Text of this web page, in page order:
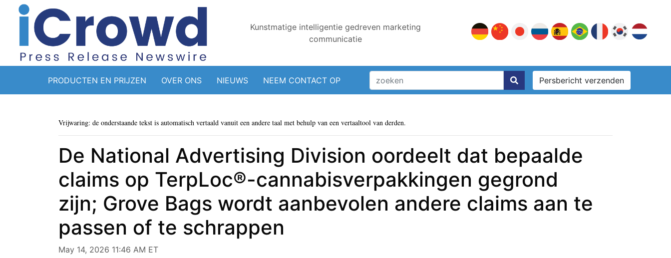
Kunstmatige intelligentie gedreven marketing
communicatie
PRODUCTEN EN PRIJZEN OVER ONS NIEUWS NEEM CONTACT OP Persbericht verzenden
Vrijwaring: de onderstaande tekst is automatisch vertaald vanuit een andere taal met behulp van een vertaaltool van derden.
De National Advertising Division oordeelt dat bepaalde
claims op TerpLoc®-cannabisverpakkingen gegrond
zijn; Grove Bags wordt aanbevolen andere claims aan te
passen of te schrappen
May 14, 2026 11:46 AM ET